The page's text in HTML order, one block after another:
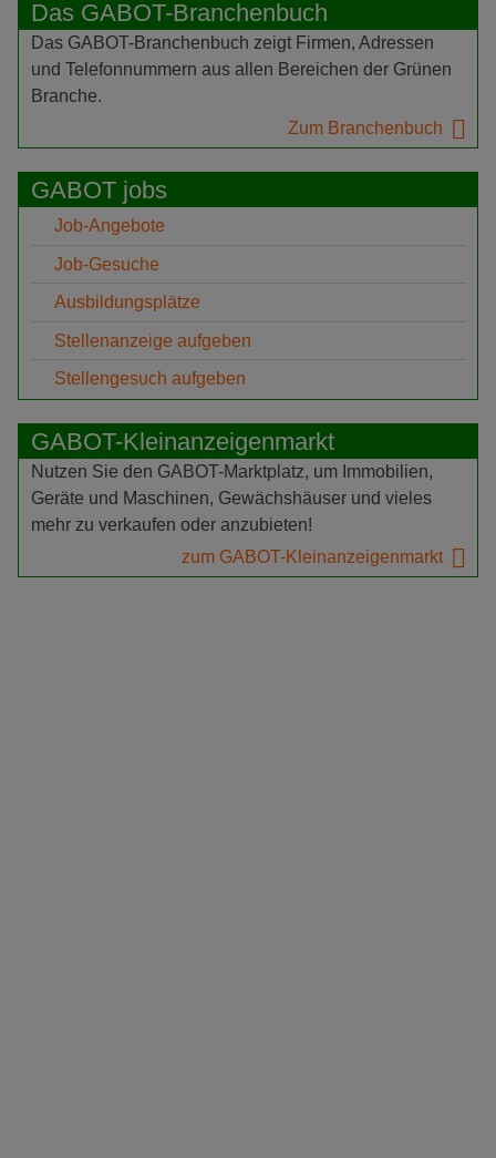
Das GABOT-Branchenbuch
Das GABOT-Branchenbuch zeigt Firmen, Adressen
und Telefonnummern aus allen Bereichen der Grünen
Branche.
Zum Branchenbuch
GABOT jobs
Job-Angebote
Job-Gesuche
Ausbildungsplätze
Stellenanzeige aufgeben
Stellengesuch aufgeben
GABOT-Kleinanzeigenmarkt
Nutzen Sie den GABOT-Marktplatz, um Immobilien,
Geräte und Maschinen, Gewächshäuser und vieles
mehr zu verkaufen oder anzubieten!
zum GABOT-Kleinanzeigenmarkt